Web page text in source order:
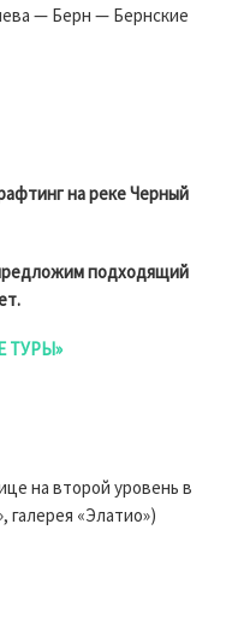
— Берн — Бернские
на реке Черный
подходящий
ТУРЫ»
на второй уровень в
галерея «Элатио»)